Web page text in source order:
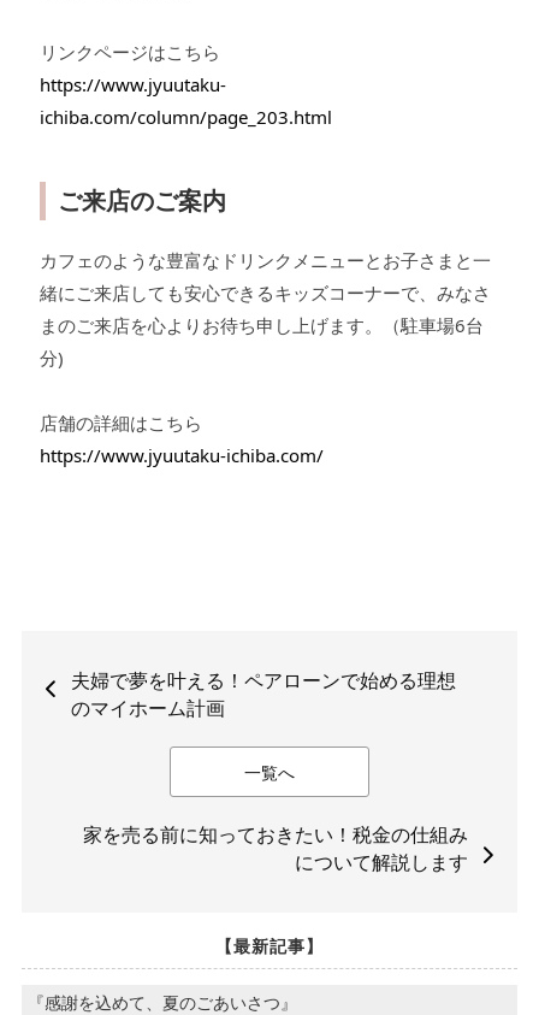
リンクページはこちら
https://www.jyuutaku-
ichiba.com/column/page_203.html
ご来店のご案内
カフェのような豊富なドリンクメニューとお子さまと一
緒にご来店しても安心できるキッズコーナーで、みなさ
まのご来店を心よりお待ち申し上げます。（駐車場6台
分)
店舗の詳細はこちら
https://www.jyuutaku-ichiba.com/
夫婦で夢を叶える！ペアローンで始める理想
のマイホーム計画
一覧へ
家を売る前に知っておきたい！税金の仕組み
について解説します
【最新記事】
『感謝を込めて、夏のごあいさつ』